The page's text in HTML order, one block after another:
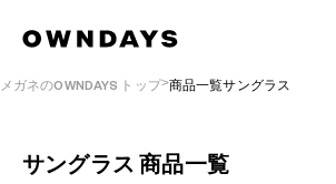
メガネのOWNDAYS トップ 商品一覧サングラス
サングラス 商品一覧